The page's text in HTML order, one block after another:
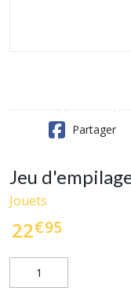
Partager
Jeu
Jouets
22€95